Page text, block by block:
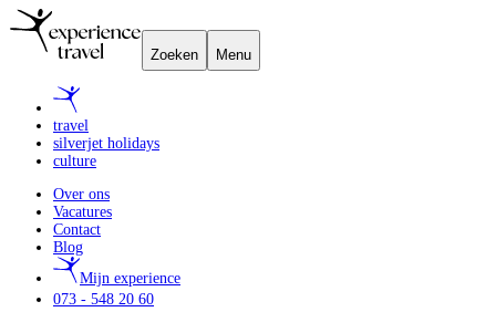
Zoeken Menu
travel
silverjet holidays
culture
Over ons
Vacatures
Contact
Blog
Mijn experience
073 - 548 20 60